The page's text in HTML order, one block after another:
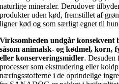
naturlige mineraler. Derudover
produkter uden kød, fremstillet af
ligner kød og som særligt egnet til
Virksomheden undgår konsekvent
såsom animalsk- og kødmel, korn,
eller konserveringsmidler. Desuden
processer som ekstrudering eller
næringsstofferne i de oprindelige